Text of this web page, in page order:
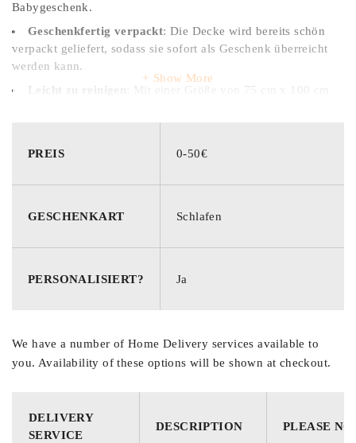
Babygeschenk.
Geschenkfertig verpackt: Die Decke wird bereits schön
verpackt geliefert, sodass sie sofort als Geschenk überreicht
werden kann.
Leicht zu reinigen
: Mit einer Größe von 75 cm x 100 cm
maschinenwaschbar und einfach zu pflegen.
Show More
PREIS 0-50€
GESCHENKART Schlafen
PERSONALISIERT? Ja
We have a number of Home Delivery services available to
you. Availability of these options will be shown at checkout.
DELIVERY
SERVICE
DESCRIPTION PLEASE